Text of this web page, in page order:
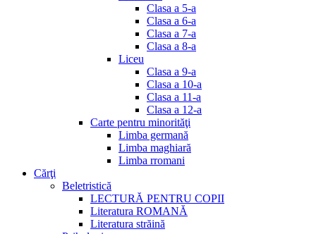
Clasa a 5-a
Clasa a 6-a
Clasa a 7-a
Clasa a 8-a
Liceu
Clasa a 9-a
Clasa a 10-a
Clasa a 11-a
Clasa a 12-a
Carte pentru minorităţi
Limba germană
Limba maghiară
Limba rromani
Cărţi
Beletristică
LECTURĂ PENTRU COPII
Literatura ROMANĂ
Literatura străină